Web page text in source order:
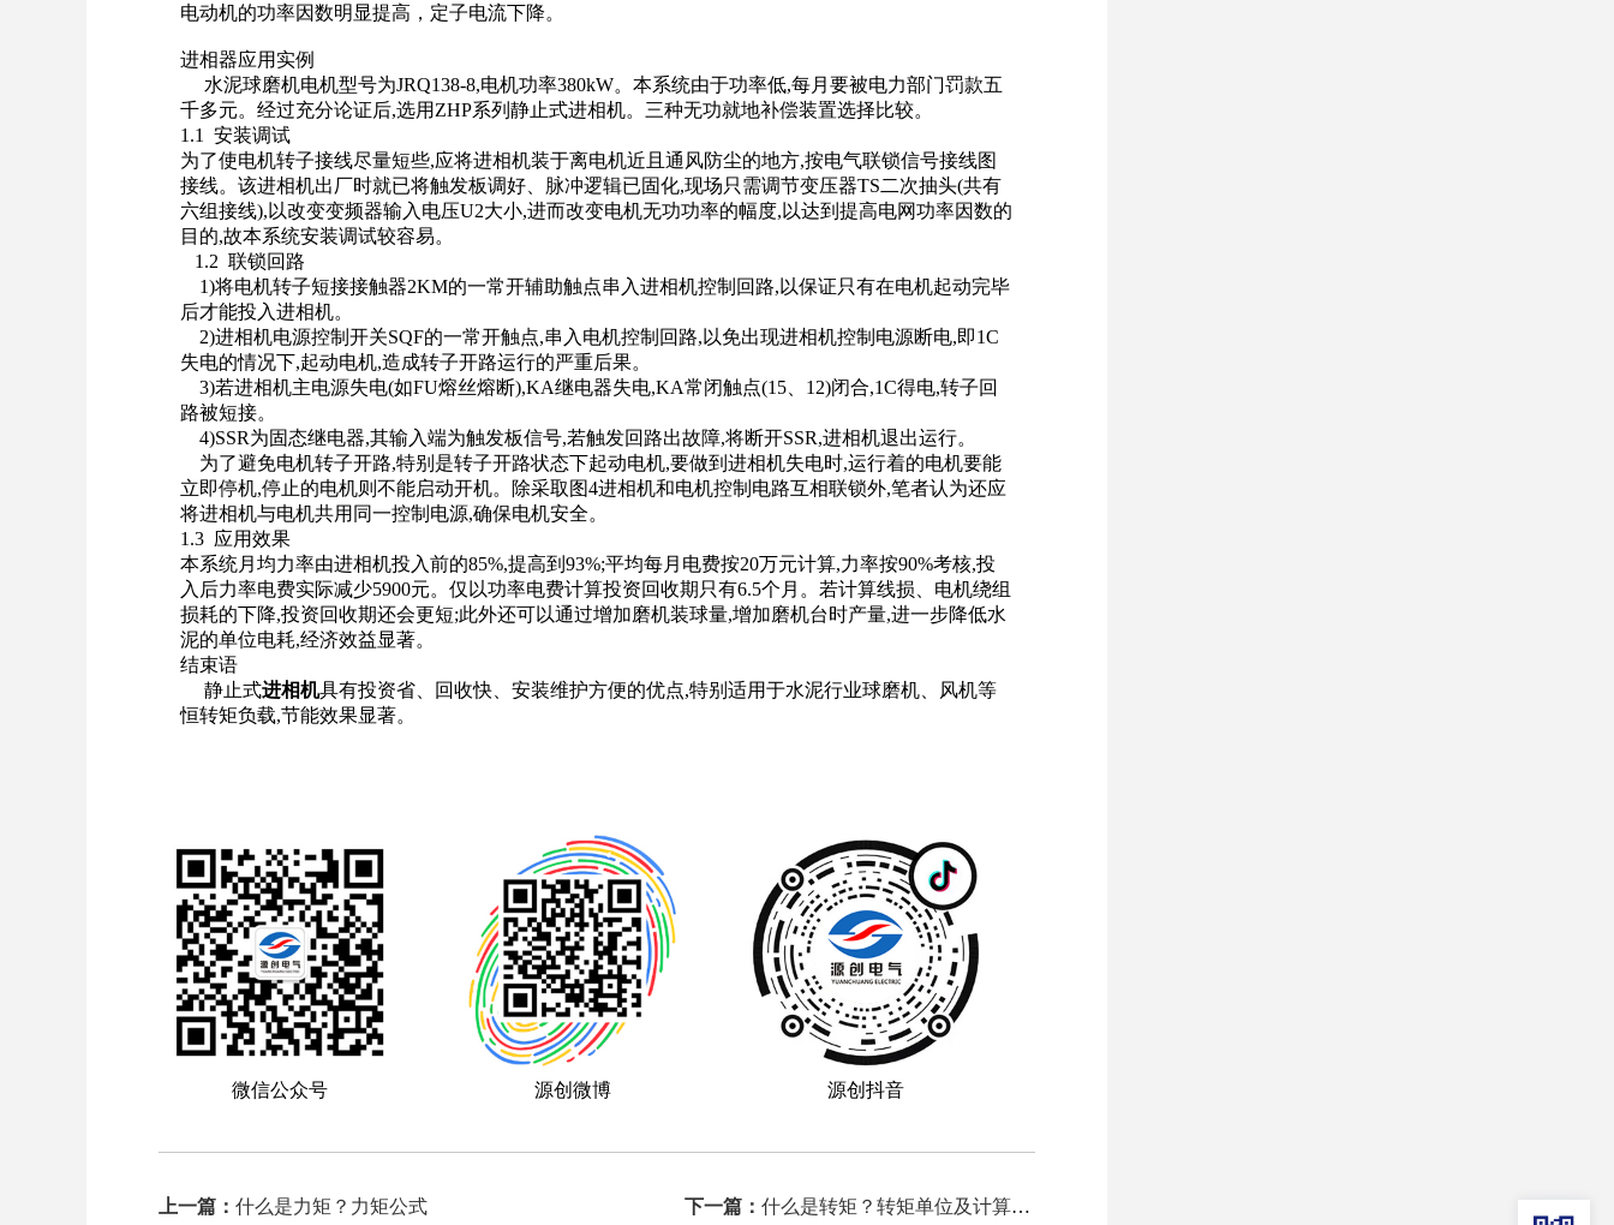
电动机的功率因数明显提高，定子电流下降。
进相器应用实例
水泥球磨机电机型号为JRQ138-8,电机功率380kW。本系统由于功率低,每月要被电力部门罚款五
千多元。经过充分论证后,选用ZHP系列静止式进相机。三种无功就地补偿装置选择比较。
1.1 安装调试
为了使电机转子接线尽量短些,应将进相机装于离电机近且通风防尘的地方,按电气联锁信号接线图
接线。该进相机出厂时就已将触发板调好、脉冲逻辑已固化,现场只需调节变压器TS二次抽头(共有
六组接线),以改变变频器输入电压U2大小,进而改变电机无功功率的幅度,以达到提高电网功率因数的
目的,故本系统安装调试较容易。
1.2 联锁回路
1)将电机转子短接接触器2KM的一常开辅助触点串入进相机控制回路,以保证只有在电机起动完毕
后才能投入进相机。
2)进相机电源控制开关SQF的一常开触点,串入电机控制回路,以免出现进相机控制电源断电,即1C
失电的情况下,起动电机,造成转子开路运行的严重后果。
3)若进相机主电源失电(如FU熔丝熔断),KA继电器失电,KA常闭触点(15、12)闭合,1C得电,转子回
路被短接。
4)SSR为固态继电器,其输入端为触发板信号,若触发回路出故障,将断开SSR,进相机退出运行。
为了避免电机转子开路,特别是转子开路状态下起动电机,要做到进相机失电时,运行着的电机要能
立即停机,停止的电机则不能启动开机。除采取图4进相机和电机控制电路互相联锁外,笔者认为还应
将进相机与电机共用同一控制电源,确保电机安全。
1.3 应用效果
本系统月均力率由进相机投入前的85%,提高到93%;平均每月电费按20万元计算,力率按90%考核,投
入后力率电费实际减少5900元。仅以功率电费计算投资回收期只有6.5个月。若计算线损、电机绕组
损耗的下降,投资回收期还会更短;此外还可以通过增加磨机装球量,增加磨机台时产量,进一步降低水
泥的单位电耗,经济效益显著。
结束语
静止式进相机具有投资省、回收快、安装维护方便的优点,特别适用于水泥行业球磨机、风机等
恒转矩负载,节能效果显著。
微信公众号 源创微博 源创抖音
上一篇： 什么是力矩？力矩公式 下一篇： 什么是转矩？转矩单位及计算公式